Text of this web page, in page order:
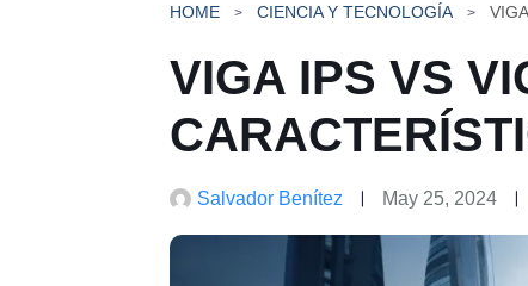
HOME CIENCIA Y TECNOLOGÍA
VIGA IPS VS
Salvador Benítez May 25, 2024